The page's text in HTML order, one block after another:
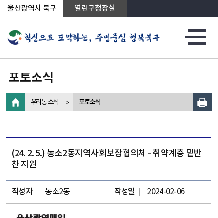
상단메뉴로 바로가기
전체메뉴로 바로가기
왼쪽메뉴로 바로가기
본문으로 바로가기
울산광역시 북구 열린구청장실
포토소식
우리동 소식 포토소식
(24. 2. 5.) 농소2동지역사회보장협의체 - 취약계층 밑반
찬 지원
작성자 농소2동 작성일 2024-02-06